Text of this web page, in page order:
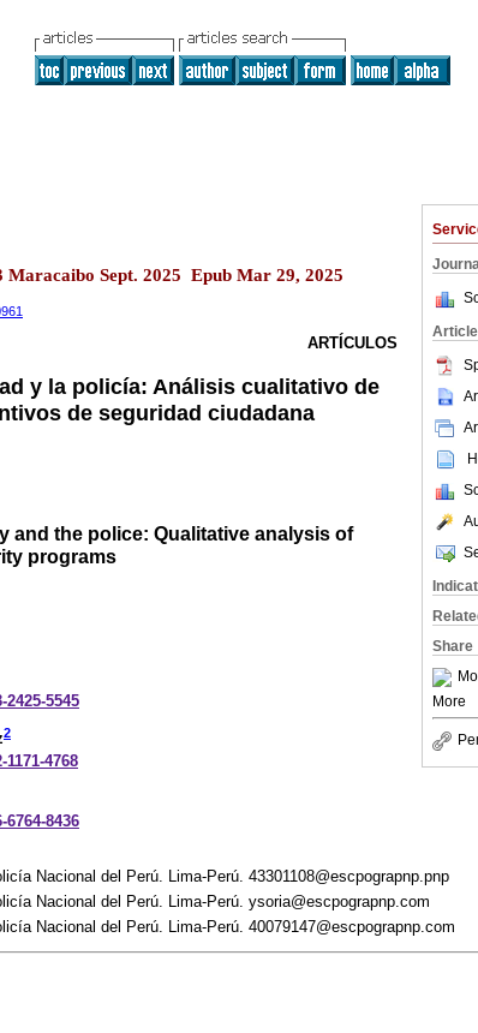
Article
Share
More
Maracaibo Sept. 2025 Epub Mar 29, 2025
ARTÍCULOS
y la policía: Análisis cualitativo de
de seguridad ciudadana
and the police: Qualitative analysis of
programs
5545
2
4768
8436
Nacional del Perú. Lima-Perú. 43301108@escpograpnp.pnp
Nacional del Perú. Lima-Perú. ysoria@escpograpnp.com
Nacional del Perú. Lima-Perú. 40079147@escpograpnp.com